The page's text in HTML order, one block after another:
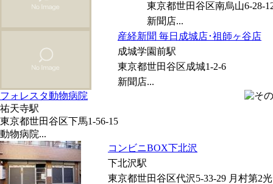
東京都世田谷区南烏山6-28-
新聞店...
産経新聞 毎日成城店･祖師ヶ谷店
成城学園前駅
東京都世田谷区成城1-2-6
新聞店...
フォレスタ動物病院
祐天寺駅
東京都世田谷区下馬1-56-15
動物病院...
コンビニBOX下北沢
下北沢駅
東京都世田谷区代沢5-33-29 月村第2